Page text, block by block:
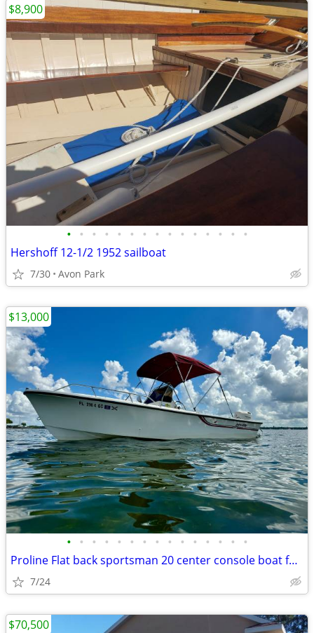
• • • • • • • • • • • • • • •
Hershoff 12-1/2 1952 sailboat
7/30 Avon Park
$8,900
• • • • • • • • • • • • • • •
Proline Flat back sportsman 20 center console boat for sale
7/24
$13,000
$70,500